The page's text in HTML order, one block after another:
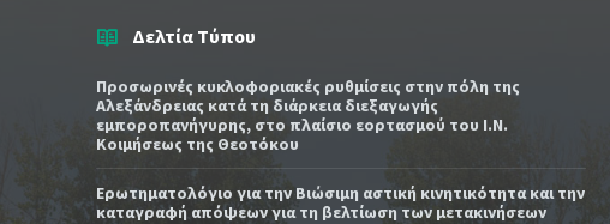
Δελτία Τύπου
Προσωρινές κυκλοφοριακές ρυθμίσεις στην πόλη της
Αλεξάνδρειας κατά τη διάρκεια διεξαγωγής
εμποροπανήγυρης, στο πλαίσιο εορτασμού του Ι.Ν.
Κοιμήσεως της Θεοτόκου
Ερωτηματολόγιο για την Βιώσιμη αστική κινητικότητα και την
καταγραφή απόψεων για τη βελτίωση των μετακινήσεων